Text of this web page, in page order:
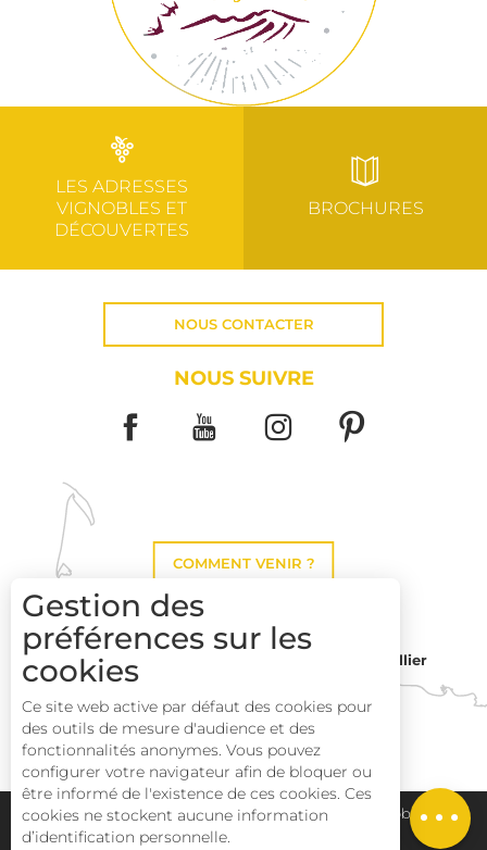
Description
LES ADRESSES
VIGNOBLES ET
DÉCOUVERTES
BROCHURES
NOUS CONTACTER
NOUS SUIVRE
COMMENT VENIR ?
Montpellier
Perpignan
Plan du site Pays Haut Languedoc et Vignobles
Gestion des
préférences sur les
cookies
Ce site web active par défaut des cookies pour
des outils de mesure d'audience et des
fonctionnalités anonymes. Vous pouvez
configurer votre navigateur afin de bloquer ou
être informé de l'existence de ces cookies. Ces
cookies ne stockent aucune information
d’identification personnelle.